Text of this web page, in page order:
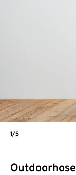
Outdoorhose
1/5